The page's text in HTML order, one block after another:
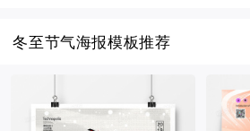
冬至节气海报模板推荐